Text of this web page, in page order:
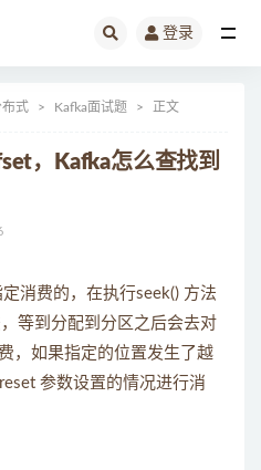
登录
布式 Kafka面试题 正文
，Kafka怎么查找到
消费的，在执行seek() 方法
等到分配到分区之后会去对
，如果指定的位置发生了越
参数设置的情况进行消